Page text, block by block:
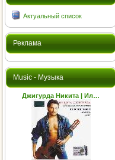
Актуальный список
Реклама
Music - Музыка
Джигурда Никита | Ил…